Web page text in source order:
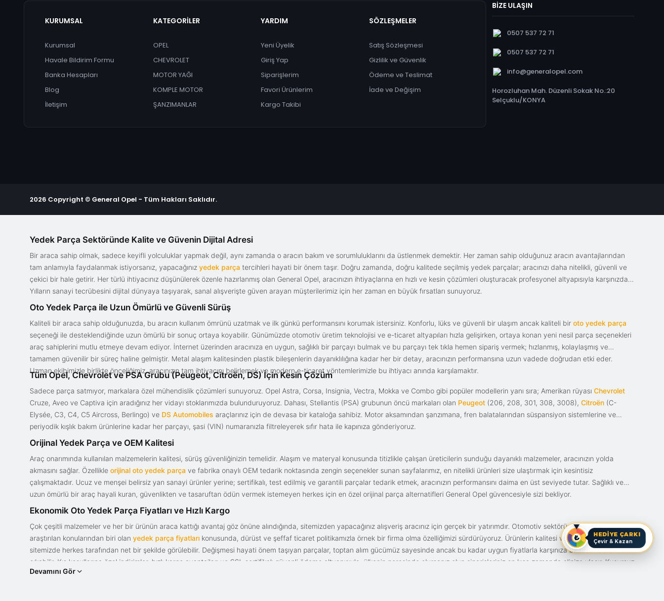
KURUMSAL
Kurumsal
Havale Bildirim Formu
Banka Hesapları
Blog
İletişim
KATEGORİLER
OPEL
CHEVROLET
MOTOR YAĞI
KOMPLE MOTOR
ŞANZIMANLAR
YARDIM
Yeni Üyelik
Giriş Yap
Siparişlerim
Favori Ürünlerim
Kargo Takibi
SÖZLEŞMELER
Satış Sözleşmesi
Gizlilik ve Güvenlik
Ödeme ve Teslimat
İade ve Değişim
BİZE ULAŞIN
0507 537 72 71
0507 537 72 71
info@generalopel.com
Horozluhan Mah. Düzenli Sokak No.:20
Selçuklu/KONYA
2026 Copyright © General Opel - Tüm Hakları Saklıdır.
HEDİYE ÇARKI
Çevir & Kazan
Yedek Parça Sektöründe Kalite ve Güvenin Dijital Adresi
Bir araca sahip olmak, sadece keyifli yolculuklar yapmak değil, aynı zamanda o aracın bakım ve sorumluluklarını da üstlenmek demektir. Her zaman sahip olduğunuz aracın avantajlarından
tam anlamıyla faydalanmak istiyorsanız, yapacağınız yedek parça tercihleri hayati bir önem taşır. Doğru zamanda, doğru kalitede seçilmiş yedek parçalar; aracınızı daha nitelikli, güvenli ve
çekici bir hale getirir. Her türlü ihtiyacınız düşünülerek özenle hazırlanmış olan General Opel, aracınızın ihtiyaçlarına en hızlı ve kesin çözümleri oluşturacak profesyonel altyapısıyla karşınızda.
Yılların sanayi tecrübesini dijital dünyaya taşıyarak, sanal alışverişte güven arayan müşterilerimiz için her zaman en büyük fırsatları sunuyoruz.
Oto Yedek Parça ile Uzun Ömürlü ve Güvenli Sürüş
Kaliteli bir araca sahip olduğunuzda, bu aracın kullanım ömrünü uzatmak ve ilk günkü performansını korumak istersiniz. Konforlu, lüks ve güvenli bir ulaşım ancak kaliteli bir oto yedek parça
seçeneği ile desteklendiğinde uzun ömürlü bir sonuç ortaya koyabilir. Günümüzde otomotiv üretim teknolojisi ve e-ticaret altyapıları hızla gelişirken, ortaya konan yeni nesil parça seçenekleri
araç sahiplerini mutlu etmeye devam ediyor. İnternet üzerinden aracınıza en uygun, sağlıklı bir parçayı bulmak ve bu parçayı tek tıkla hemen sipariş vermek; hızlanmış, kolaylaşmış ve
tamamen güvenilir bir süreç haline gelmiştir. Metal alaşım kalitesinden plastik bileşenlerin dayanıklılığına kadar her bir detay, aracınızın performansına uzun vadede doğrudan etki eder.
Uzman ekibimizle birlikte önceliğimiz, aracınızın tam ihtiyacını belirlemek ve modern e-ticaret yöntemlerimizle bu ihtiyacı anında karşılamaktır.
Tüm Opel, Chevrolet ve PSA Grubu (Peugeot, Citroën, DS) İçin Kesin Çözüm
Sadece parça satmıyor, markalara özel mühendislik çözümleri sunuyoruz. Opel Astra, Corsa, Insignia, Vectra, Mokka ve Combo gibi popüler modellerin yanı sıra; Amerikan rüyası Chevrolet
Cruze, Aveo ve Captiva için aradığınız her vidayı stoklarımızda bulunduruyoruz. Dahası, Stellantis (PSA) grubunun öncü markaları olan Peugeot (206, 208, 301, 308, 3008), Citroën (C-
Elysée, C3, C4, C5 Aircross, Berlingo) ve DS Automobiles araçlarınız için de devasa bir kataloğa sahibiz. Motor aksamından şanzımana, fren balatalarından süspansiyon sistemlerine ve
periyodik kışlık bakım ürünlerine kadar her parçayı, şasi (VIN) numaranızla filtreleyerek sıfır hata ile kapınıza gönderiyoruz.
Orijinal Yedek Parça ve OEM Kalitesi
Araç onarımında kullanılan malzemelerin kalitesi, sürüş güvenliğinizin temelidir. Alaşım ve materyal konusunda titizlikle çalışan üreticilerin sunduğu dayanıklı malzemeler, aracınızın yolda
akmasını sağlar. Özellikle orijinal oto yedek parça ve fabrika onaylı OEM tedarik noktasında zengin seçenekler sunan sayfalarımız, en nitelikli ürünleri size ulaştırmak için kesintisiz
çalışmaktadır. Ucuz ve menşei belirsiz yan sanayi ürünler yerine; sertifikalı, test edilmiş ve garantili parçalar tedarik etmek, aracınızın performansını daima en üst seviyede tutar. Sağlıklı ve
uzun ömürlü bir araç hayali kuran, güvenlikten ve tasaruftan ödün vermek istemeyen herkes için en özel orijinal parça alternatifleri General Opel güvencesiyle sizi bekliyor.
Ekonomik Oto Yedek Parça Fiyatları ve Hızlı Kargo
Çok çeşitli malzemeler ve her bir ürünün araca kattığı avantaj göz önüne alındığında, sitemizden yapacağınız alışveriş aracınız için gerçek bir yatırımdır. Otomotiv sektörünün en çok
araştırılan konularından biri olan yedek parça fiyatları konusunda, dürüst ve şeffaf ticaret politikamızla örnek bir firma olma özelliğimizi sürdürüyoruz. Ürünlerin kalitesi ve bunun fiyat karşılığı
sitemizde herkes tarafından net bir şekilde görülebilir. Değişmesi hayati önem taşıyan parçalar, toptan alım gücümüz sayesinde ancak bu kadar uygun fiyatlarla karşınıza bir fırsat olarak
çıkabilir. Kış koşullarına özel indirimler, hızlı kargo avantajları ve SSL sertifikalı güvenli ödeme altyapısıyla; ülkenin neresinde olursanız olun siparişleriniz en kısa zamanda elinize ulaşır. Kusursuz
bir tasarım ve güce sahip olan aracınızın değerini korumak, uygun fiyat avantajıyla parça kalitesini birleştirmek için doğru yerdesiniz.
Devamını Gör